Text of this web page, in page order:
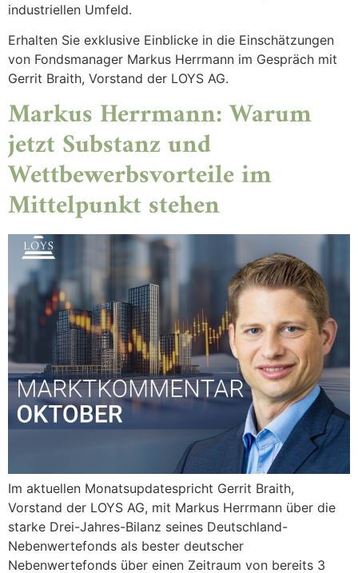
industriellen Umfeld.
Erhalten Sie exklusive Einblicke in die Einschätzungen
von Fondsmanager Markus Herrmann im Gespräch mit
Gerrit Braith, Vorstand der LOYS AG.
Markus Herrmann: Warum
jetzt Substanz und
Wettbewerbsvorteile im
Mittelpunkt stehen
Im aktuellen Monatsupdatespricht Gerrit Braith,
Vorstand der LOYS AG, mit Markus Herrmann über die
starke Drei-Jahres-Bilanz seines Deutschland-
Nebenwertefonds als bester deutscher
Nebenwertefonds über einen Zeitraum von bereits 3